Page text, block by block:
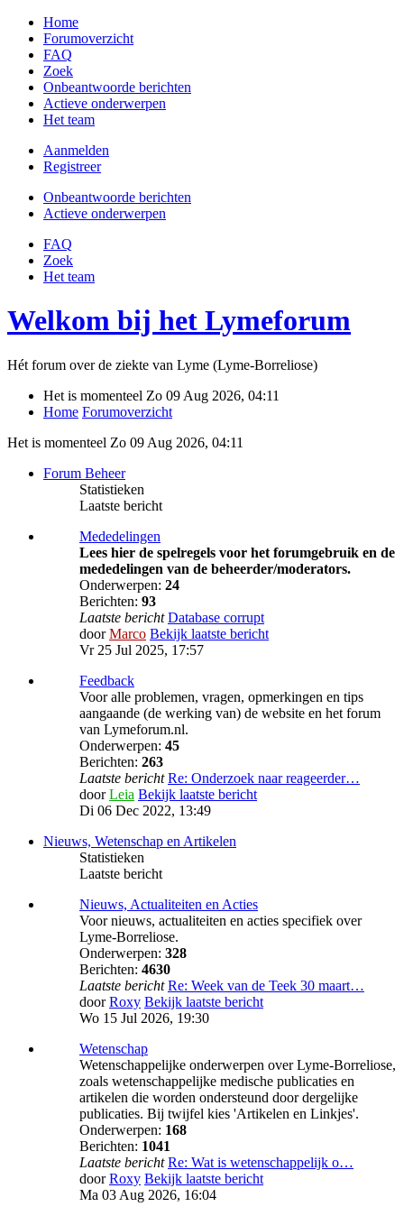
Home
Forumoverzicht
FAQ
Zoek
Onbeantwoorde berichten
Actieve onderwerpen
Het team
Aanmelden
Registreer
Onbeantwoorde berichten
Actieve onderwerpen
FAQ
Zoek
Het team
Welkom bij het Lymeforum
Hét forum over de ziekte van Lyme (Lyme-Borreliose)
Het is momenteel Zo 09 Aug 2026, 04:11
Home Forumoverzicht
Het is momenteel Zo 09 Aug 2026, 04:11
Forum Beheer
Statistieken
Laatste bericht
Mededelingen
Lees hier de spelregels voor het forumgebruik en de
mededelingen van de beheerder/moderators.
Onderwerpen: 24
Berichten: 93
Laatste bericht Database corrupt
doorMarco Bekijk laatste bericht
Vr 25 Jul 2025, 17:57
Feedback
Voor alle problemen, vragen, opmerkingen en tips
aangaande (de werking van) de website en het forum
van Lymeforum.nl.
Onderwerpen: 45
Berichten: 263
Laatste bericht Re: Onderzoek naar reageerder…
doorLeia Bekijk laatste bericht
Di 06 Dec 2022, 13:49
Nieuws, Wetenschap en Artikelen
Statistieken
Laatste bericht
Nieuws, Actualiteiten en Acties
Voor nieuws, actualiteiten en acties specifiek over
Lyme-Borreliose.
Onderwerpen: 328
Berichten: 4630
Laatste bericht Re: Week van de Teek 30 maart…
doorRoxy Bekijk laatste bericht
Wo 15 Jul 2026, 19:30
Wetenschap
Wetenschappelijke onderwerpen over Lyme-Borreliose,
zoals wetenschappelijke medische publicaties en
artikelen die worden ondersteund door dergelijke
publicaties. Bij twijfel kies 'Artikelen en Linkjes'.
Onderwerpen: 168
Berichten: 1041
Laatste bericht Re: Wat is wetenschappelijk o…
doorRoxy Bekijk laatste bericht
Ma 03 Aug 2026, 16:04